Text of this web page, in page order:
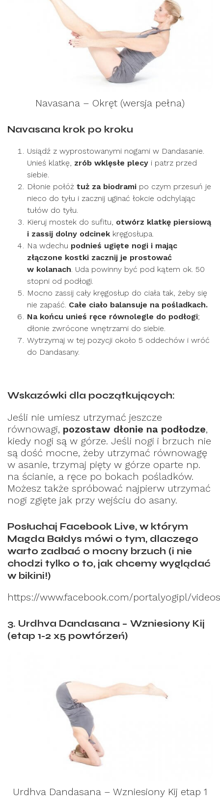
Navasana – Okręt (wersja pełna)
Navasana krok po kroku
Usiądź z wyprostowanymi nogami w Dandasanie.
Unieś klatkę, zrób wklęsłe plecy i patrz przed
siebie.
Dłonie połóż tuż za biodrami po czym przesuń je
nieco do tyłu i zacznij uginać łokcie odchylając
tułów do tyłu.
Kieruj mostek do sufitu, otwórz klatkę piersiową
i zassij dolny odcinek kręgosłupa.
Na wdechu podnieś ugięte nogi i mając
złączone kostki zacznij je prostować
w kolanach. Uda powinny być pod kątem ok. 50
stopni od podłogi.
Mocno zassij cały kręgosłup do ciała tak, żeby się
nie zapaść. Całe ciało balansuje na pośladkach.
Na końcu unieś ręce równolegle do podłogi;
dłonie zwrócone wnętrzami do siebie.
Wytrzymaj w tej pozycji około 5 oddechów i wróć
do Dandasany.
Wskazówki dla początkujących:
Jeśli nie umiesz utrzymać jeszcze
równowagi, pozostaw dłonie na podłodze,
kiedy nogi są w górze. Jeśli nogi i brzuch nie
są dość mocne, żeby utrzymać równowagę
w asanie, trzymaj pięty w górze oparte np.
na ścianie, a ręce po bokach pośladków.
Możesz także spróbować najpierw utrzymać
nogi zgięte jak przy wejściu do asany.
Posłuchaj Facebook Live, w którym
Magda Bałdys mówi o tym, dlaczego
warto zadbać o mocny brzuch (i nie
chodzi tylko o to, jak chcemy wyglądać
w bikini!)
https://www.facebook.com/portalyogipl/
3. Urdhva Dandasana – Wzniesiony Kij
(etap 1-2 x5 powtórzeń)
Urdhva Dandasana – Wzniesiony Kij etap 1